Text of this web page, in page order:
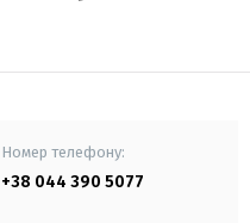
Номер телефону:
+38 044 390 5077